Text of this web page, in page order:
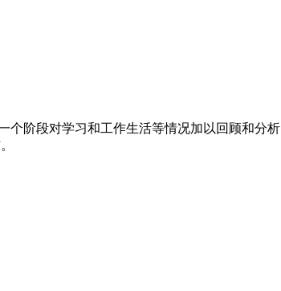
阶段对学习和工作生活等情况加以回顾和分